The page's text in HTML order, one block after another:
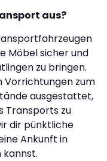
aus?
Möbel sicher und
zu bringen.
Vorrichtungen zum
ausgestattet,
Transports zu
dir pünktliche
Ankunft in
kannst.